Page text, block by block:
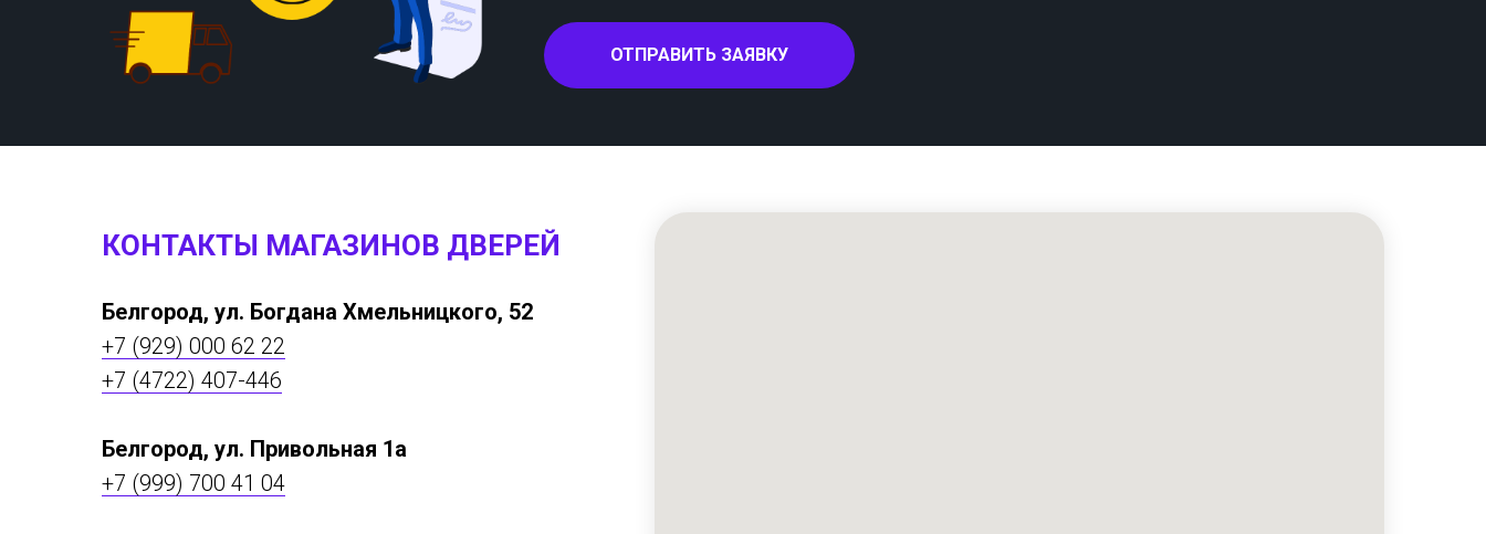
ОТПРАВИТЬ ЗАЯВКУ
КОНТАКТЫ МАГАЗИНОВ ДВЕРЕЙ
Белгород, ул. Богдана Хмельницкого, 52
+7 (929) 000 62 22
+7 (4722) 407-446
Белгород, ул. Привольная 1а
+7 (999) 700 41 04